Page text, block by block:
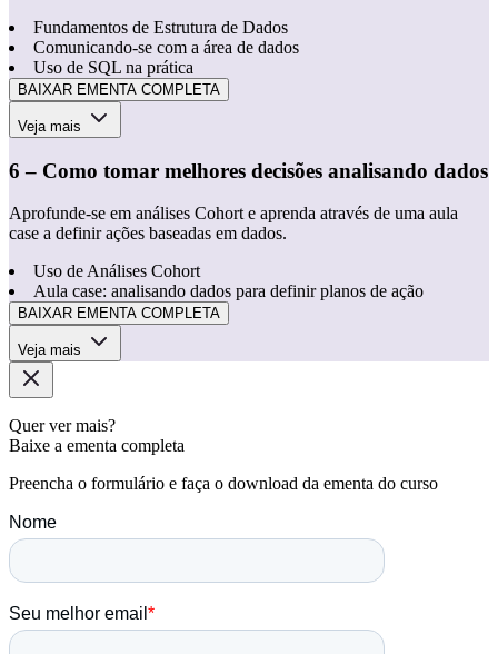
Fundamentos de Estrutura de Dados
Comunicando-se com a área de dados
Uso de SQL na prática
BAIXAR EMENTA COMPLETA
Veja mais
6 – Como tomar melhores decisões analisando dados
Aprofunde-se em análises Cohort e aprenda através de uma aula
case a definir ações baseadas em dados.
Uso de Análises Cohort
Aula case: analisando dados para definir planos de ação
BAIXAR EMENTA COMPLETA
Veja mais
Quer ver mais?
Baixe a ementa completa
Preencha o formulário e faça o download da ementa do curso